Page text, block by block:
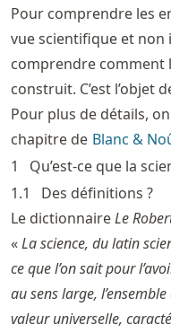
Pour comprendre les
vue scientifique et
comprendre comment
construit. C’est l’objet
Pour plus de détails,
chapitre de Blanc &
1
Qu’est-ce que la
1.1
Des définitions ?
Le dictionnaireLe
«La science, du latin
ce que l’on sait pour
au sens large,
valeur universelle,